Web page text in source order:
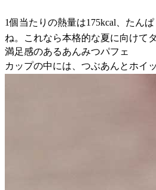
1個当たりの熱量は175kcal、たん
ね。これなら本格的な夏に向けて
満足感のあるあんみつパフェ
カップの中には、つぶあんとホイ